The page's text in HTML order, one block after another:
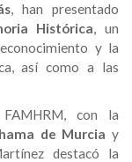
, han presentado
Histórica, un
y la
así como a las
con la
de Murcia y
destacó la